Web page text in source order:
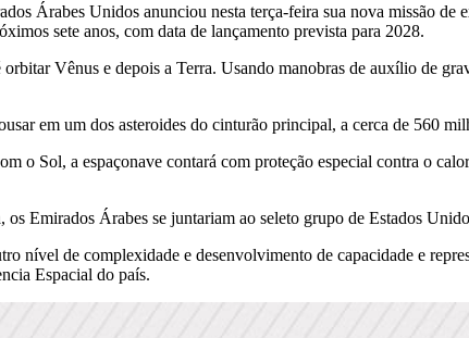
Árabes Unidos anunciou nesta terça-feira sua nova missão
sete anos, com data de lançamento prevista para 2028.
Vênus e depois a Terra. Usando manobras de auxílio de
em um dos asteroides do cinturão principal, a cerca de 560
o Sol, a espaçonave contará com proteção especial contra o
os Emirados Árabes se juntariam ao seleto grupo de Estados
nível de complexidade e desenvolvimento de capacidade e
Espacial do país.